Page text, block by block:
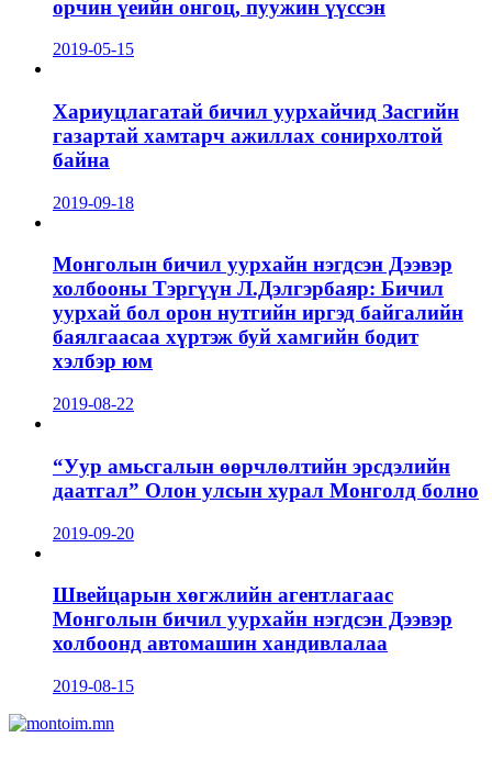
орчин үеийн онгоц, пуужин үүссэн
2019-05-15
Хариуцлагатай бичил уурхайчид Засгийн
газартай хамтарч ажиллах сонирхолтой
байна
2019-09-18
Монголын бичил уурхайн нэгдсэн Дээвэр
холбооны Тэргүүн Л.Дэлгэрбаяр: Бичил
уурхай бол орон нутгийн иргэд байгалийн
баялгаасаа хүртэж буй хамгийн бодит
хэлбэр юм
2019-08-22
“Уур амьсгалын өөрчлөлтийн эрсдэлийн
даатгал” Олон улсын хурал Монголд болно
2019-09-20
Швейцарын хөгжлийн агентлагаас
Монголын бичил уурхайн нэгдсэн Дээвэр
холбоонд автомашин хандивлалаа
2019-08-15